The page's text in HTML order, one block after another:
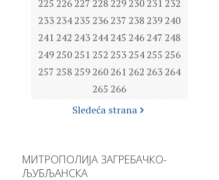
225 226 227 228 229 230 231 232
233 234235 236 237 238 239 240
241 242 243 244245 246 247 248
249 250 251 252 253 254255 256
257 258 259 260 261 262 263 264
265 266
Sledeća strana
МИТРОПОЛИЈА ЗАГРЕБАЧКО-
ЉУБЉАНСКА